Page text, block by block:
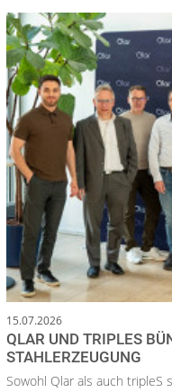
15.07.2026
QLAR UND TRIPLES
STAHLERZEUGUNG
Sowohl Qlar als auch tripleS